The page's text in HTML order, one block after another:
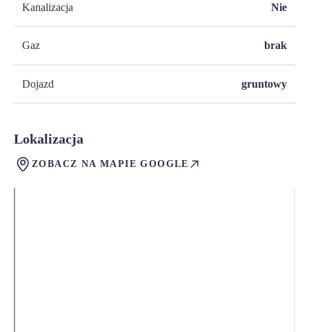
Kanalizacja Nie
Gaz brak
Dojazd gruntowy
Lokalizacja
ZOBACZ NA MAPIE GOOGLE